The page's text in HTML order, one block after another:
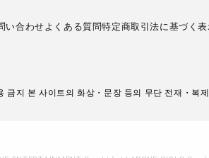
い合わせよくある質問特定商取引法に基づく表
금지 본 사이트의 화상・문장 등의 무단 전재・복